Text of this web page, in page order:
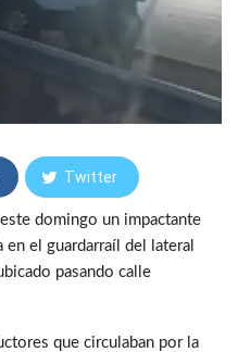
Twitter
Telegram
domingo un impactante
el guardarraíl del lateral
pasando calle
que circulaban por la